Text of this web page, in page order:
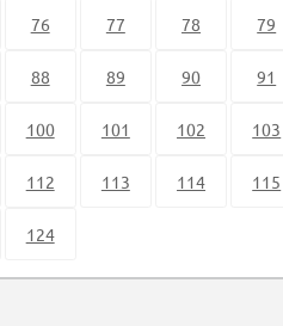
76 77 78 79
88 89 90 91
100 101 102 103
112 113 114 115
124